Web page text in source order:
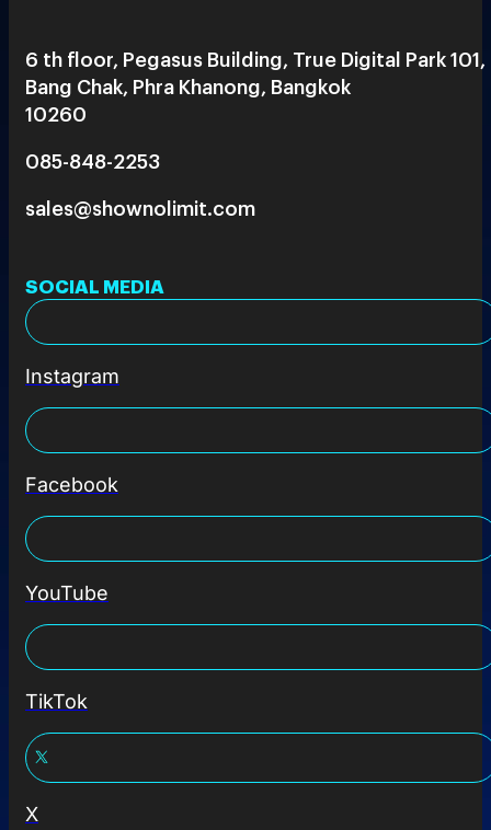
6 th floor, Pegasus Building, True Digital Park 101,
Bang Chak, Phra Khanong, Bangkok
10260
085-848-2253
sales@shownolimit.com
SOCIAL MEDIA
Instagram
Facebook
YouTube
TikTok
X